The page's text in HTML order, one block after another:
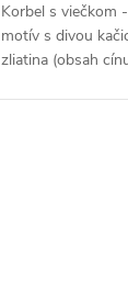
Korbel s viečkom
motív s divou
zliatina (obsah
hmotnosť 926 g,